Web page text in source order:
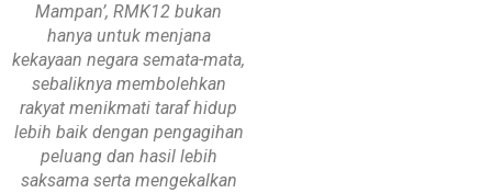
Mampan’, RMK12 bukan
hanya untuk menjana
kekayaan negara semata-mata,
sebaliknya membolehkan
rakyat menikmati taraf hidup
lebih baik dengan pengagihan
peluang dan hasil lebih
saksama serta mengekalkan